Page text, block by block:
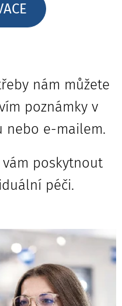
nám můžete
poznámky v
nebo e-mailem.
poskytnout
péči.